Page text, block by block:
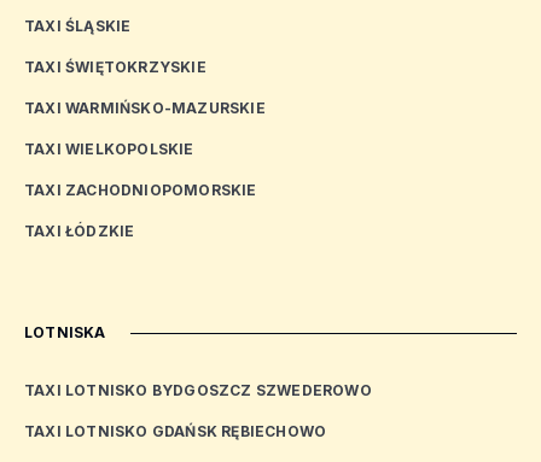
TAXI ŚLĄSKIE
TAXI ŚWIĘTOKRZYSKIE
TAXI WARMIŃSKO-MAZURSKIE
TAXI WIELKOPOLSKIE
TAXI ZACHODNIOPOMORSKIE
TAXI ŁÓDZKIE
LOTNISKA
TAXI LOTNISKO BYDGOSZCZ SZWEDEROWO
TAXI LOTNISKO GDAŃSK RĘBIECHOWO